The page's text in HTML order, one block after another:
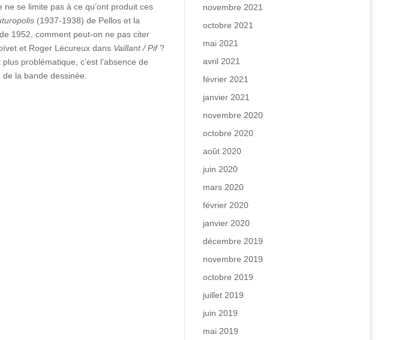
se limite pas à ce qu’ont produit ces
(1937-1938) de Pellos et la
1952, comment peut-on ne pas citer
et Roger Lécureux dans Vaillant / Pif?
problématique, c’est l’absence de
la bande dessinée.
novembre 2021
octobre 2021
mai 2021
avril 2021
février 2021
janvier 2021
novembre 2020
octobre 2020
août 2020
juin 2020
mars 2020
février 2020
janvier 2020
décembre 2019
novembre 2019
octobre 2019
juillet 2019
juin 2019
mai 2019